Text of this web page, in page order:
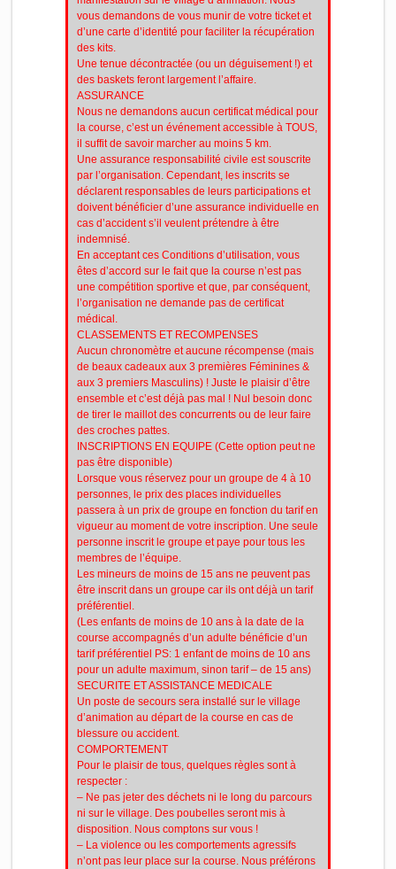
vous demandons de vous munir de votre ticket et
d’une carte d’identité pour faciliter la récupération
des kits.
Une tenue décontractée (ou un déguisement !) et
des baskets feront largement l’affaire.
ASSURANCE
Nous ne demandons aucun certificat médical pour
la course, c’est un événement accessible à TOUS,
il suffit de savoir marcher au moins 5 km.
Une assurance responsabilité civile est souscrite
par l’organisation. Cependant, les inscrits se
déclarent responsables de leurs participations et
doivent bénéficier d’une assurance individuelle en
cas d’accident s’il veulent prétendre à être
indemnisé.
En acceptant ces Conditions d’utilisation, vous
êtes d’accord sur le fait que la course n’est pas
une compétition sportive et que, par conséquent,
l’organisation ne demande pas de certificat
médical.
CLASSEMENTS ET RECOMPENSES
Aucun chronomètre et aucune récompense (mais
de beaux cadeaux aux 3 premières Féminines &
aux 3 premiers Masculins) ! Juste le plaisir d’être
ensemble et c’est déjà pas mal ! Nul besoin donc
de tirer le maillot des concurrents ou de leur faire
des croches pattes.
INSCRIPTIONS EN EQUIPE (Cette option peut ne
pas être disponible)
Lorsque vous réservez pour un groupe de 4 à 10
personnes, le prix des places individuelles
passera à un prix de groupe en fonction du tarif en
vigueur au moment de votre inscription. Une seule
personne inscrit le groupe et paye pour tous les
membres de l’équipe.
Les mineurs de moins de 15 ans ne peuvent pas
être inscrit dans un groupe car ils ont déjà un tarif
préférentiel.
(Les enfants de moins de 10 ans à la date de la
course accompagnés d’un adulte bénéficie d’un
tarif préférentiel PS: 1 enfant de moins de 10 ans
pour un adulte maximum, sinon tarif – de 15 ans)
SECURITE ET ASSISTANCE MEDICALE
Un poste de secours sera installé sur le village
d’animation au départ de la course en cas de
blessure ou accident.
COMPORTEMENT
Pour le plaisir de tous, quelques règles sont à
respecter :
– Ne pas jeter des déchets ni le long du parcours
ni sur le village. Des poubelles seront mis à
disposition. Nous comptons sur vous !
– La violence ou les comportements agressifs
n’ont pas leur place sur la course. Nous préférons